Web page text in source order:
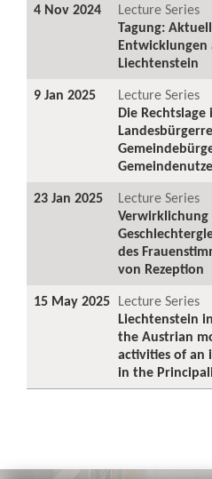
4 Nov 2024
Lecture Series
Tagung:
Entwicklungen
Liechtenstein
9 Jan 2025
Lecture Series
Die
23 Jan 2025
Lecture Series
Verwirklichung
des
von Rezeption
15 May 2025 Lecture Series
Liechtenstein
the Austrian
activities of an
in the